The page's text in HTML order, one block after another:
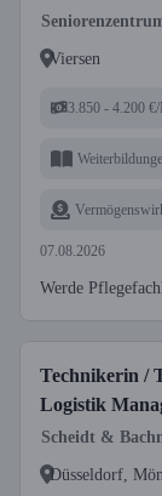
Viersen
3.850 - 4.200
07.08.2026
Werde
Technikerin /
Logistik
Scheidt &
Düsseldorf,